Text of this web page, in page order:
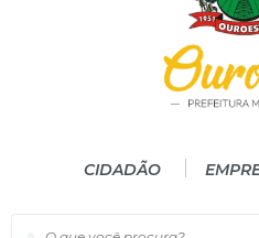
CIDADÃO